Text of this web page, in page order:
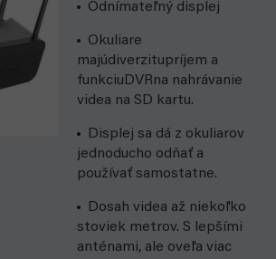
Odnímateľný displej
Okuliare
majúdiverzitupríjem a
funkciu DVRna nahrávanie
videa na SD kartu.
Displej sa dá z okuliarov
jednoducho odňať a
používať samostatne.
Dosah videa až niekoľko
stoviek metrov. S lepšími
anténami, ale oveľa viac